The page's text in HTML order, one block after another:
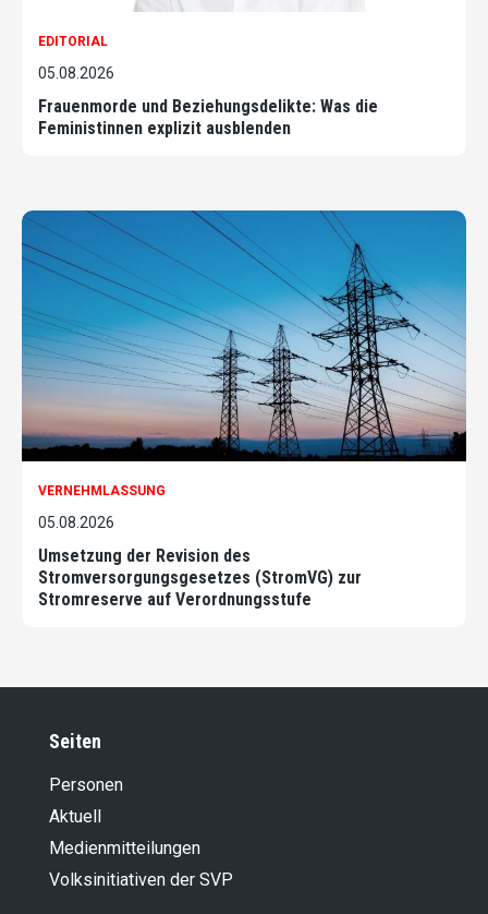
EDITORIAL
05.08.2026
Frauenmorde und Beziehungsdelikte: Was die
Feministinnen explizit ausblenden
VERNEHMLASSUNG
05.08.2026
Umsetzung der Revision des
Stromversorgungsgesetzes (StromVG) zur
Stromreserve auf Verordnungsstufe
Seiten
Personen
Aktuell
Medienmitteilungen
Volksinitiativen der SVP